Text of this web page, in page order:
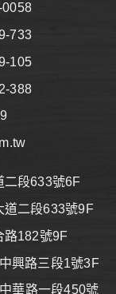
0058
733
105
388
二段633號6F
道二段633號9F
路182號9F
興路三段1號3F
華路一段450號